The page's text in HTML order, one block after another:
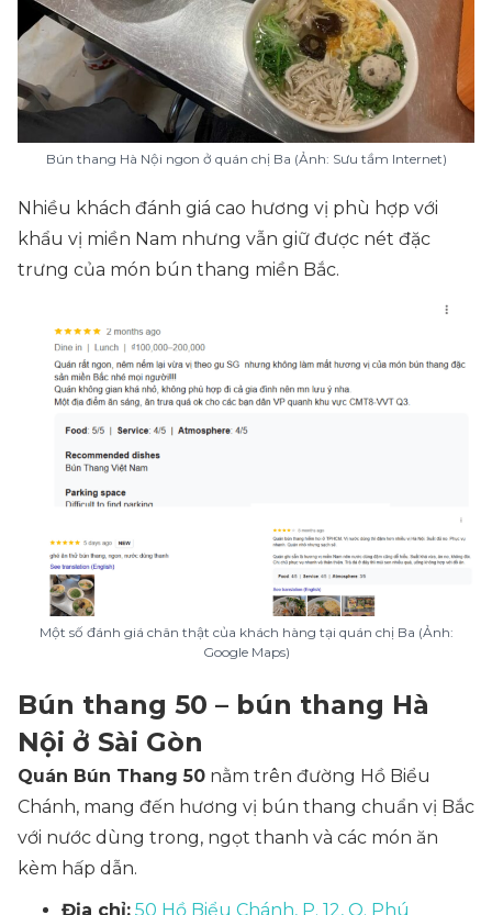
Bún thang Hà Nội ngon ở quán chị Ba (Ảnh: Sưu tầm Internet)
Nhiều khách đánh giá cao hương vị phù hợp với
khẩu vị miền Nam nhưng vẫn giữ được nét đặc
trưng của món bún thang miền Bắc.
Một số đánh giá chân thật của khách hàng tại quán chị Ba (Ảnh:
Google Maps)
Bún thang 50 – bún thang Hà
Nội ở Sài Gòn
Quán Bún Thang 50 nằm trên đường Hồ Biểu
Chánh, mang đến hương vị bún thang chuẩn vị Bắc
với nước dùng trong, ngọt thanh và các món ăn
kèm hấp dẫn.
Địa chỉ: 50 Hồ Biểu Chánh, P. 12, Q. Phú